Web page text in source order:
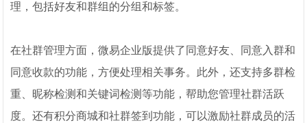
理，包括好友和群组的分组和标签。
在社群管理方面，微易企业版提供了同意好友、同意入群和
同意收款的功能，方便处理相关事务。此外，还支持多群检
重、昵称检测和关键词检测等功能，帮助您管理社群活跃
度。还有积分商城和社群签到功能，可以激励社群成员的活